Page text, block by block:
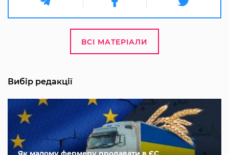
ВСІ МАТЕРІАЛИ
Вибір редакції